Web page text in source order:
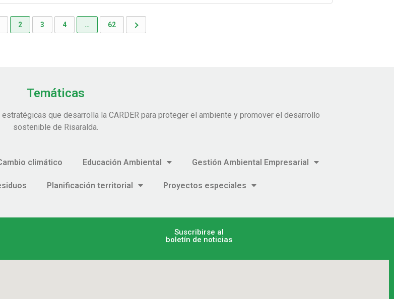
2 3 4 … 62
Temáticas
que desarrolla la CARDER para proteger el ambiente y promover el desarrollo
sostenible de Risaralda.
climático Educación Ambiental Gestión Ambiental Empresarial
Planificación territorial Proyectos especiales
Suscribirse al
boletín de noticias